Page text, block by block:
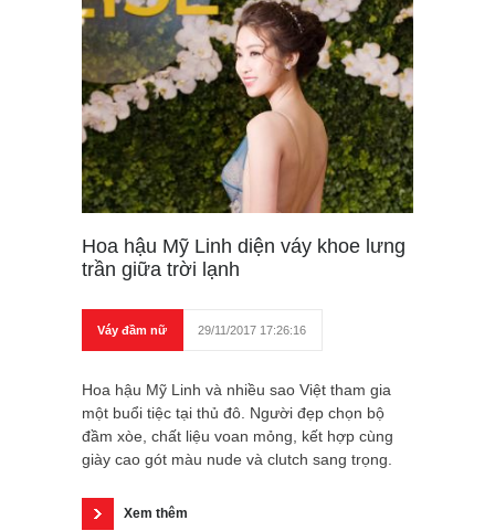
Hoa hậu Mỹ Linh diện váy khoe lưng
trần giữa trời lạnh
Váy đầm nữ 29/11/2017 17:26:16
Hoa hậu Mỹ Linh và nhiều sao Việt tham gia
một buổi tiệc tại thủ đô. Người đẹp chọn bộ
đầm xòe, chất liệu voan mỏng, kết hợp cùng
giày cao gót màu nude và clutch sang trọng.
Xem thêm